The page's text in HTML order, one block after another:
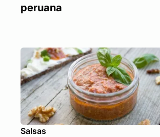
peruana
Salsas